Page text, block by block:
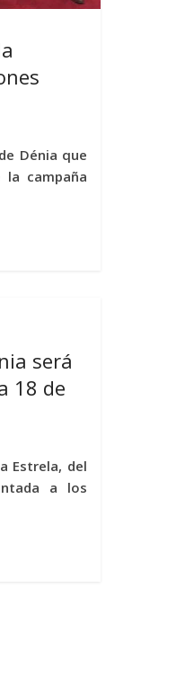
Dénia que
campaña
será
18 de
Estrela, del
a los